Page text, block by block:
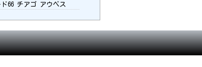
ド66 チアゴ アウベス